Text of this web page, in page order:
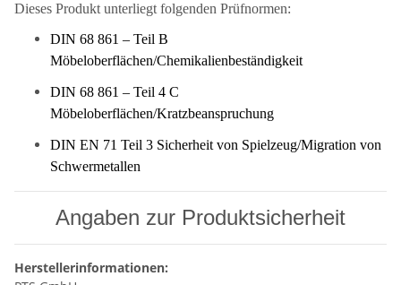
Dieses Produkt unterliegt folgenden Prüfnormen:
DIN 68 861 – Teil B
Möbeloberflächen/Chemikalienbeständigkeit
DIN 68 861 – Teil 4 C
Möbeloberflächen/Kratzbeanspruchung
DIN EN 71 Teil 3 Sicherheit von Spielzeug/Migration von
Schwermetallen
Angaben zur Produktsicherheit
Herstellerinformationen: